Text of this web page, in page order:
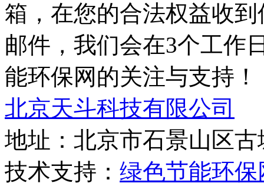
箱，在您的合法权益收
邮件，我们会在3个工作
能环保网的关注与支持！
北京天斗科技有限公司
地址：北京市石景山区
技术支持： 绿色节能环保